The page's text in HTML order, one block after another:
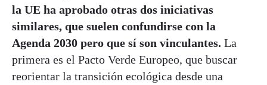
la UE ha aprobado otras dos iniciativas
similares, que suelen confundirse con la
Agenda 2030 pero que sí son vinculantes. La
primera es el Pacto Verde Europeo, que buscar
reorientar la transición ecológica desde una